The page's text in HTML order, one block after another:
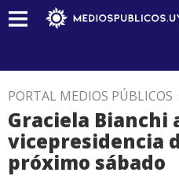
PORTAL MEDIOS PÚBLICOS
Graciela Bianchi
vicepresidencia
próximo sábado